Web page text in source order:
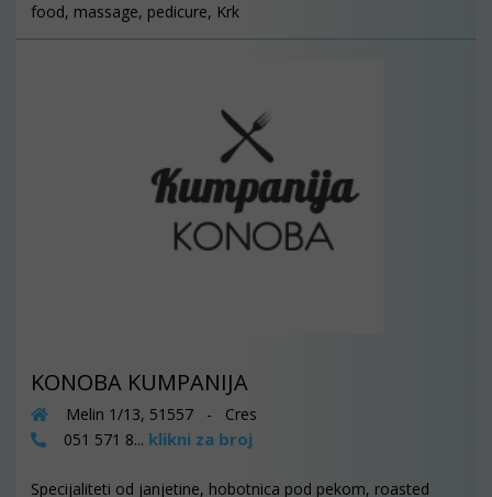
food, massage, pedicure, Krk
KONOBA KUMPANIJA
Melin 1/13, 51557 - Cres
051 571 8... klikni za broj
Specijaliteti od janjetine, hobotnica pod pekom, roasted